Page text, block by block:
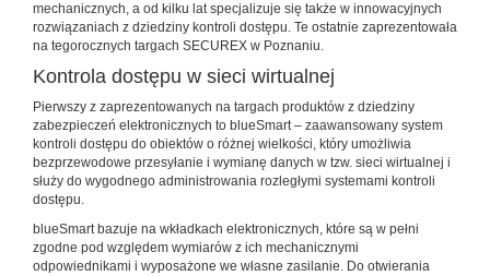
mechanicznych, a od kilku lat specjalizuje się także w innowacyjnych
rozwiązaniach z dziedziny kontroli dostępu. Te ostatnie zaprezentowała
na tegorocznych targach SECUREX w Poznaniu.
Kontrola dostępu w sieci wirtualnej
Pierwszy z zaprezentowanych na targach produktów z dziedziny
zabezpieczeń elektronicznych to blueSmart – zaawansowany system
kontroli dostępu do obiektów o różnej wielkości, który umożliwia
bezprzewodowe przesyłanie i wymianę danych w tzw. sieci wirtualnej i
służy do wygodnego administrowania rozległymi systemami kontroli
dostępu.
blueSmart bazuje na wkładkach elektronicznych, które są w pełni
zgodne pod względem wymiarów z ich mechanicznymi
odpowiednikami i wyposażone we własne zasilanie. Do otwierania